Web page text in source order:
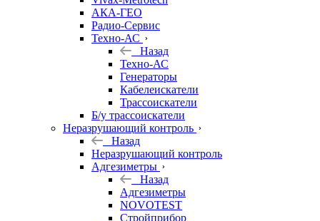
АКА-ГЕО
Радио-Сервис
Техно-АС
Назад
Техно-АС
Генераторы
Кабелеискатели
Трассоискатели
Б/у трассоискатели
Неразрушающий контроль
Назад
Неразрушающий контроль
Адгезиметры
Назад
Адгезиметры
NOVOTEST
Стройприбор